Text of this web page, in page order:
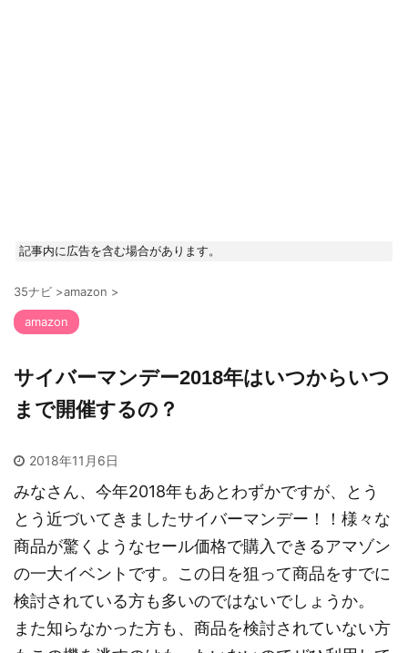
記事内に広告を含む場合があります。
35ナビ >amazon >
amazon
サイバーマンデー2018年はいつからいつ
まで開催するの？
2018年11月6日
みなさん、今年2018年もあとわずかですが、とう
とう近づいてきましたサイバーマンデー！！様々な
商品が驚くようなセール価格で購入できるアマゾン
の一大イベントです。この日を狙って商品をすでに
検討されている方も多いのではないでしょうか。
また知らなかった方も、商品を検討されていない方